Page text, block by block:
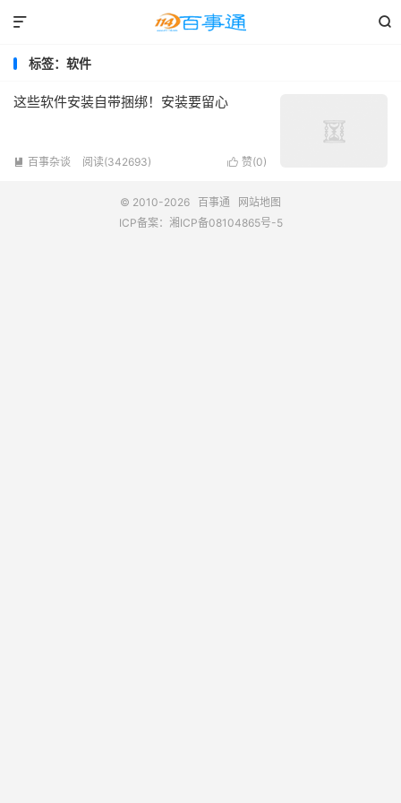


标签：软件
这些软件安装自带捆绑！安装要留心
 赞(0)
 百事杂谈 阅读(342693)
© 2010-2026 百事通
网站地图
ICP备案： 湘ICP备08104865号-5